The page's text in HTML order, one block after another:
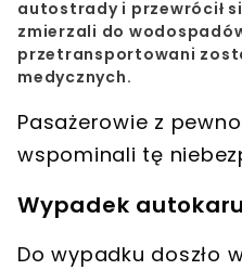
autostrady i przewrócił
zmierzali do
przetransportowani
medycznych.
Pasażerowie z
wspominali tę
Wypadek
Do wypadku doszło